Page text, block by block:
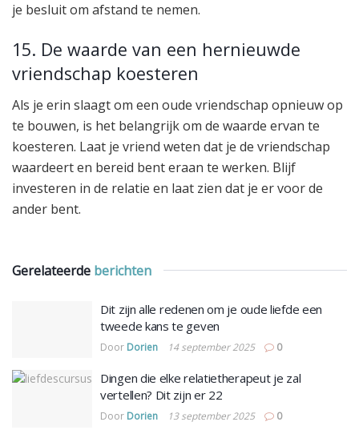
je besluit om afstand te nemen.
15. De waarde van een hernieuwde
vriendschap koesteren
Als je erin slaagt om een oude vriendschap opnieuw op
te bouwen, is het belangrijk om de waarde ervan te
koesteren. Laat je vriend weten dat je de vriendschap
waardeert en bereid bent eraan te werken. Blijf
investeren in de relatie en laat zien dat je er voor de
ander bent.
Gerelateerde berichten
Dit zijn alle redenen om je oude liefde een
tweede kans te geven
Door Dorien 14 september 2025 0
Dingen die elke relatietherapeut je zal
vertellen? Dit zijn er 22
Door Dorien 13 september 2025 0